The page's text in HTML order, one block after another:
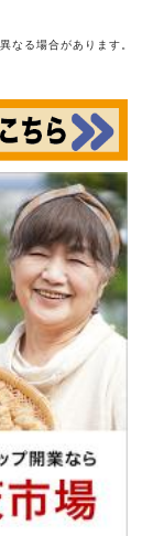
なる場合があります。